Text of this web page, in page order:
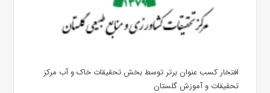
افتخار کسب عنوان برتر توسط بخش تحقیقات خاک و آب مرکز
تحقیقات و آموزش گلستان